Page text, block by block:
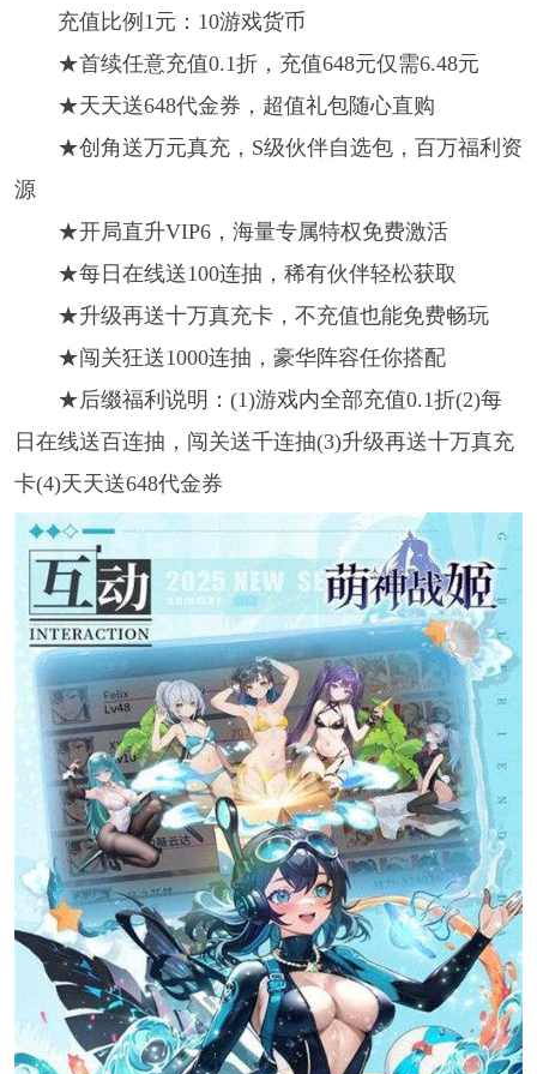
充值比例1元：10游戏货币
★首续任意充值0.1折，充值648元仅需6.48元
★天天送648代金券，超值礼包随心直购
★创角送万元真充，S级伙伴自选包，百万福利资
源
★开局直升VIP6，海量专属特权免费激活
★每日在线送100连抽，稀有伙伴轻松获取
★升级再送十万真充卡，不充值也能免费畅玩
★闯关狂送1000连抽，豪华阵容任你搭配
★后缀福利说明：(1)游戏内全部充值0.1折(2)每
日在线送百连抽，闯关送千连抽(3)升级再送十万真充
卡(4)天天送648代金券